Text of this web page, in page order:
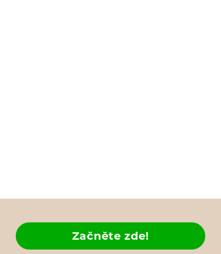
Začněte zde!